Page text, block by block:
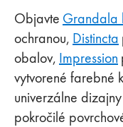
Objavte Grandala
ochranou, Distincta
obalov, Impression
vytvorené farebné
univerzálne
pokročilé